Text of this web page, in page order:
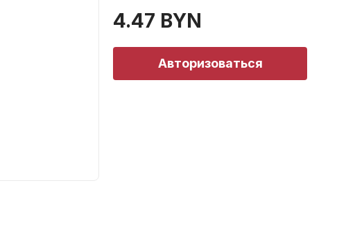
4.47 BYN
Авторизоваться